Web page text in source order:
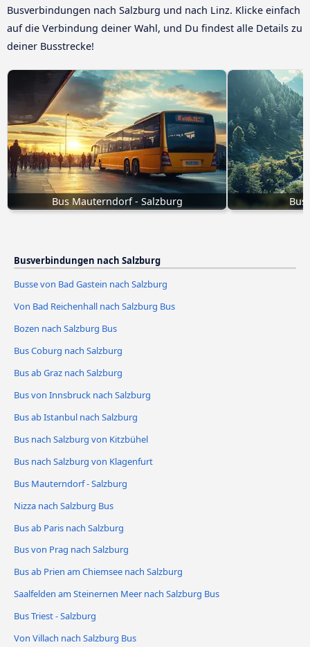
Busverbindungen nach Salzburg und nach Linz. Klicke einfach
auf die Verbindung deiner Wahl, und Du findest alle Details zu
deiner Busstrecke!
Bus Mauterndorf - Salzburg Bus
Busverbindungen nach Salzburg
Busse von Bad Gastein nach Salzburg
Von Bad Reichenhall nach Salzburg Bus
Bozen nach Salzburg Bus
Bus Coburg nach Salzburg
Bus ab Graz nach Salzburg
Bus von Innsbruck nach Salzburg
Bus ab Istanbul nach Salzburg
Bus nach Salzburg von Kitzbühel
Bus nach Salzburg von Klagenfurt
Bus Mauterndorf - Salzburg
Nizza nach Salzburg Bus
Bus ab Paris nach Salzburg
Bus von Prag nach Salzburg
Bus ab Prien am Chiemsee nach Salzburg
Saalfelden am Steinernen Meer nach Salzburg Bus
Bus Triest - Salzburg
Von Villach nach Salzburg Bus